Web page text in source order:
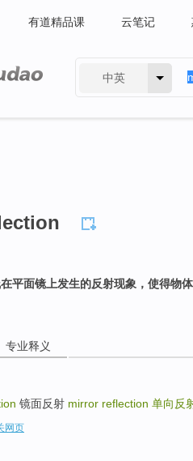
有道精品课 云笔记
中英
平面镜上发生的反射现象，使得物
专业释义
镜面反射 mirror reflection 单向反
网页